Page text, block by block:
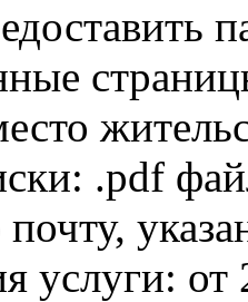
.pdf
услуги: от